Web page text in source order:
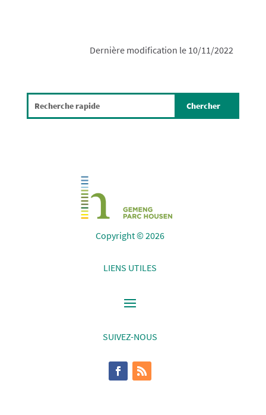
Dernière modification le 10/11/2022
Copyright © 2026
LIENS UTILES
SUIVEZ-NOUS